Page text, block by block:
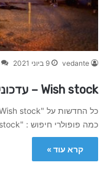
vedante 9 ביוני 2021
Wish stock – עדכונים
כמה פופולרי חיפוש : "Wish stock" בישראל 2,000+…
קרא עוד »